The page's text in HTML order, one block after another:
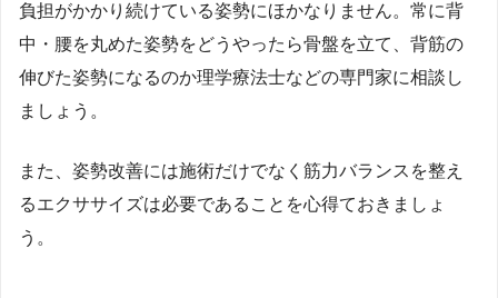
負担がかかり続けている姿勢にほかなりません。常に背
中・腰を丸めた姿勢をどうやったら骨盤を立て、背筋の
伸びた姿勢になるのか理学療法士などの専門家に相談し
ましょう。
また、姿勢改善には施術だけでなく筋力バランスを整え
るエクササイズは必要であることを心得ておきましょ
う。